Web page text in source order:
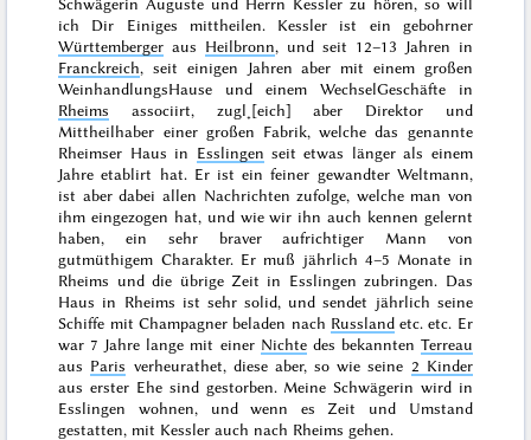
ich Dir Einiges mittheilen. Kessler ist ein gebohrner
Württemberger aus Heilbronn, und seit 12–13 Jahren in
Franckreich, seit einigen Jahren aber mit einem großen
WeinhandlungsHause und einem WechselGeschäfte in
Rheims associirt, zugl˖[eich] aber Direktor und
Mittheilhaber einer großen Fabrik, welche das genannte
Rheimser Haus in Esslingen seit etwas länger als einem
Jahre etablirt hat. Er ist ein feiner gewandter Weltmann,
ist aber dabei allen Nachrichten zufolge, welche man von
ihm eingezogen hat, und wie wir ihn auch kennen gelernt
haben, ein sehr braver aufrichtiger Mann von
gutmüthigem Charakter. Er muß jährlich 4–5 Monate in
Rheims und die übrige Zeit in Esslingen zubringen. Das
Haus in Rheims ist sehr solid, und sendet jährlich seine
Schiffe mit Champagner beladen nach Russlandetc. etc. Er
war 7 Jahre lange mit einer Nichtedes bekannten Terreau
aus Paris verheurathet, diese aber, so wie seine 2 Kinder
aus erster Ehe sind gestorben. Meine Schwägerin wird in
Esslingen wohnen, und wenn es Zeit und Umstand
gestatten, mit Kessler auch nach Rheims gehen.